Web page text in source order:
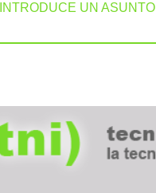
INTRODUCE UN ASUNTO